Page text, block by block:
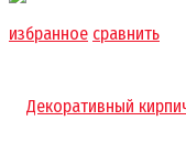
избранное сравнить